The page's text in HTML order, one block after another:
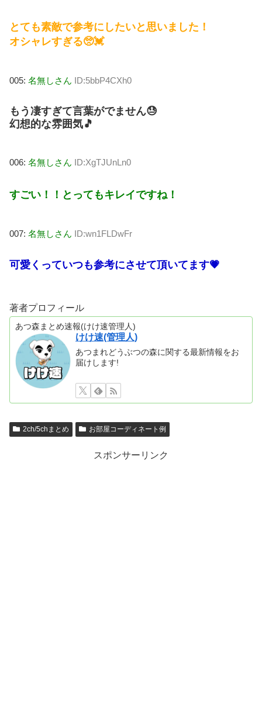
とても素敵で参考にしたいと思いました！
オシャレすぎる🥺💓
005: 名無しさん ID:5bbP4CXh0
もう凄すぎて言葉がでません😓
幻想的な雰囲気🎵
006: 名無しさん ID:XgTJUnLn0
すごい！！とってもキレイですね！
007: 名無しさん ID:wn1FLDwFr
可愛くっていつも参考にさせて頂いてます💗
著者プロフィール
あつ森まとめ速報(けけ速管理人)
けけ速(管理人)
あつまれどうぶつの森に関する最新情報をお
届けします!
2ch/5chまとめ お部屋コーディネート例
スポンサーリンク